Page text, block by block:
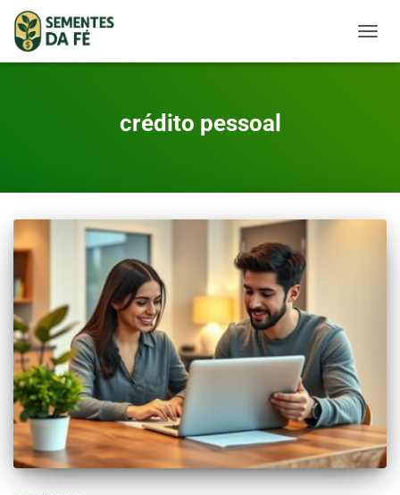
crédito pessoal